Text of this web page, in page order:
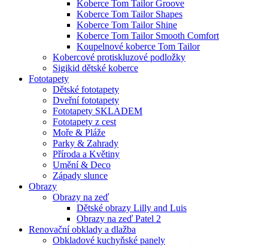
Koberce Tom Tailor Groove
Koberce Tom Tailor Shapes
Koberce Tom Tailor Shine
Koberce Tom Tailor Smooth Comfort
Koupelnové koberce Tom Tailor
Kobercové protiskluzové podložky
Sigikid dětské koberce
Fototapety
Dětské fototapety
Dveřní fototapety
Fototapety SKLADEM
Fototapety z cest
Moře & Pláže
Parky & Zahrady
Příroda a Květiny
Umění & Deco
Západy slunce
Obrazy
Obrazy na zeď
Dětské obrazy Lilly and Luis
Obrazy na zeď Patel 2
Renovační obklady a dlažba
Obkladové kuchyňské panely